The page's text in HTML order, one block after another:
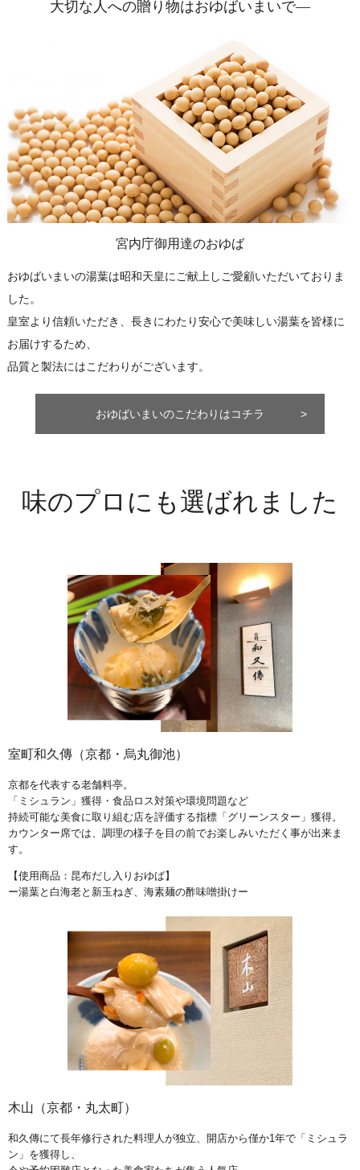
大切な人への贈り物はおゆばいまいで―
宮内庁御用達のおゆば
おゆばいまいの湯葉は昭和天皇にご献上しご愛顧いただいておりま
した。
皇室より信頼いただき、長きにわたり安心で美味しい湯葉を皆様に
お届けするため、
品質と製法にはこだわりがございます。
おゆばいまいのこだわりはコチラ
味のプロにも選ばれました
室町和久傳（京都・烏丸御池）
京都を代表する老舗料亭。
「ミシュラン」獲得・食品ロス対策や環境問題など
持続可能な美食に取り組む店を評価する指標「グリーンスター」獲得。
カウンター席では、調理の様子を目の前でお楽しみいただく事が出来ま
す。
【使用商品：昆布だし入りおゆば】
ー湯葉と白海老と新玉ねぎ、海素麺の酢味噌掛けー
木山（京都・丸太町）
和久傳にて長年修行された料理人が独立、開店から僅か1年で「ミシュラ
ン」を獲得し、